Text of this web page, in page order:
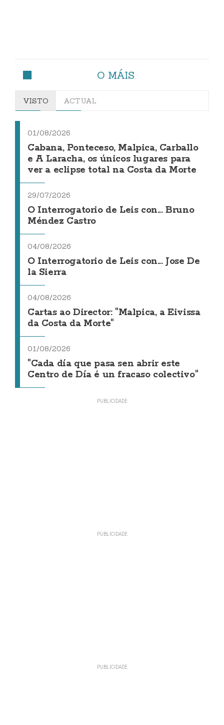
O MÁIS
VISTO ACTUAL
01/08/2026
Cabana, Ponteceso, Malpica, Carballo
e A Laracha, os únicos lugares para
ver a eclipse total na Costa da Morte
29/07/2026
O Interrogatorio de Leis con... Bruno
Méndez Castro
04/08/2026
O Interrogatorio de Leis con... Jose De
la Sierra
04/08/2026
Cartas ao Director: "Malpica, a Eivissa
da Costa da Morte"
01/08/2026
"Cada día que pasa sen abrir este
Centro de Día é un fracaso colectivo"